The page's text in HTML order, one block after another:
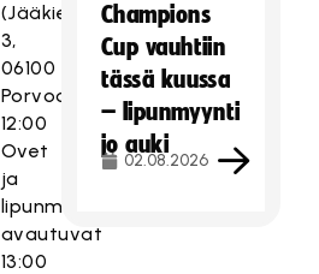
(Jääkiekkotie
3,
06100
Porvoo)
12:00
Ovet
ja
lipunmyynti
avautuvat
13:00
Champions
Cup vauhtiin
tässä kuussa
– lipunmyynti
jo auki
02.08.2026